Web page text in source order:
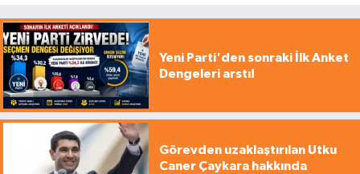
Yeni Parti'den sonraki İlk Anket
Dengeleri arstı!
Görevden uzaklaştırılan Utku
Caner Çaykara hakkında